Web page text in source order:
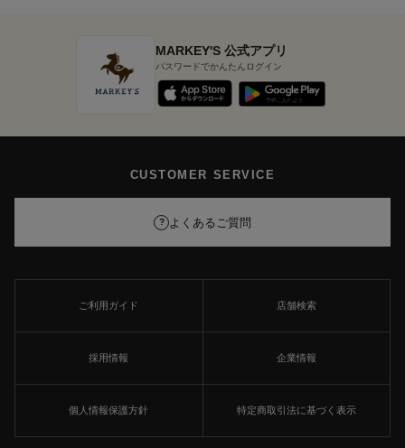
MARKEY'S 公式アプリ
パスワードでかんたんログイン
CUSTOMER SERVICE
? よくあるご質問
ご利用ガイド 店舗検索
採用情報 企業情報
個人情報保護方針 特定商取引法に基づく表示